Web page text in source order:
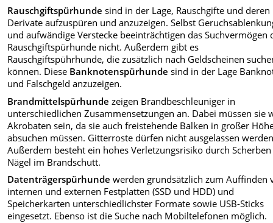
Rauschgiftspürhunde sind in der Lage, Rauschgifte und deren
Derivate aufzuspüren und anzuzeigen. Selbst
und aufwändige Verstecke beeinträchtigen das Suchvermögen
Rauschgiftspürhunde nicht. Außerdem gibt es
Rauschgiftspührhunde, die zusätzlich nach Geldscheinen
können. Diese Banknotenspürhunde sind in der Lage
und Falschgeld anzuzeigen.
Brandmittelspürhunde zeigen Brandbeschleuniger in
unterschiedlichen Zusammensetzungen an. Dabei müssen sie
Akrobaten sein, da sie auch freistehende Balken in großer
absuchen müssen. Gitterroste dürfen nicht ausgelassen
Außerdem besteht ein hohes Verletzungsrisiko durch
Nägel im Brandschutt.
Datenträgerspürhunde werden grundsätzlich zum Auffinden
internen und externen Festplatten (SSD und HDD) und
Speicherkarten unterschiedlichster Formate sowie USB-Sticks
eingesetzt. Ebenso ist die Suche nach Mobiltelefonen möglich.